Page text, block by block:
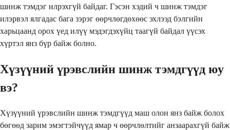
шинж тэмдэг илрэхгүй байдаг. Гэсэн хэдий ч шинж тэмдэг
илэрвэл ялгадас бага зэрэг өөрчлөгдөхөөс эхлээд бэлгийн
харьцаанд орох үед илүү мэдэгдэхүйц таагүй байдал үүсэх
хүртэл янз бүр байж болно.
Хүзүүний үрэвслийн шинж тэмдгүүд юу
вэ?
Хүзүүний үрэвслийн шинж тэмдгүүд маш олон янз байж болох
бөгөөд зарим эмэгтэйчүүд ямар ч өөрчлөлтийг анзаарахгүй байж